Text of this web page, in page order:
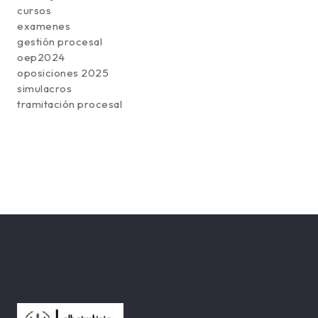
cursos
examenes
gestión procesal
oep2024
oposiciones 2025
simulacros
tramitación procesal